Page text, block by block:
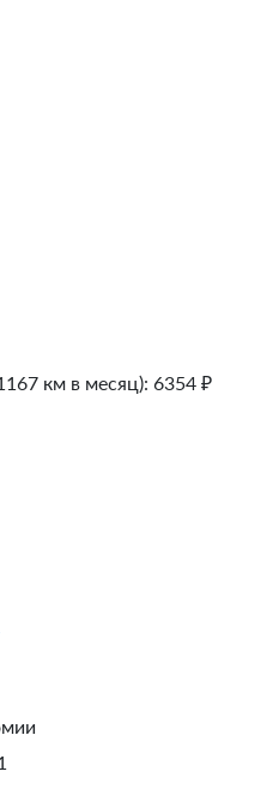
км в месяц): 6354 ₽